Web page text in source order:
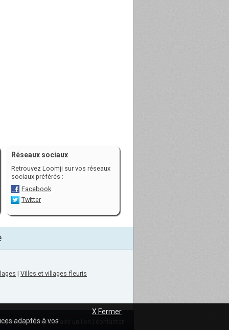
Réseaux sociaux
Retrouvez Loomji sur vos réseaux
sociaux préférés :
Facebook
Twitter
| Villes et villages fleuris
de loomji.fr|Faire un lien
X Fermer
adaptés à vos